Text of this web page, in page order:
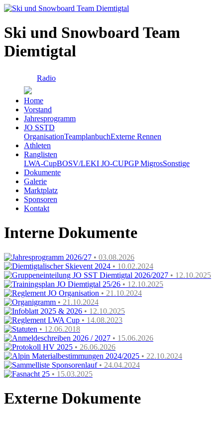
Ski und Snowboard Team
Diemtigtal
Radio
Home
Vorstand
Jahresprogramm
JO SSTD
OrganisationTeamplanbuchExterne Rennen
Athleten
Ranglisten
LWA-CupBOSV/LEKI JO-CUPGP MigrosSonstige
Dokumente
Galerie
Marktplatz
Sponsoren
Kontakt
Interne Dokumente
Jahresprogramm 2026/27 • 03.08.2026
Diemtigtalischer Skievent 2024 • 10.02.2024
Gruppeneinteilung JO SST Diemtigtal 2026/2027 • 12.10.2025
Trainingsplan JO Diemtigtal 25/26 • 12.10.2025
Reglement JO Organisation • 21.10.2024
Organigramm • 21.10.2024
Infoblatt 2025 & 2026 • 12.10.2025
Reglement LWA Cup • 14.08.2023
Statuten • 12.06.2018
Anmeldeschreiben 2026 / 2027 • 15.06.2026
Protokoll HV 2025 • 26.06.2026
Alpin Materialbestimmungen 2024/2025 • 22.10.2024
Sammelliste Sponsorenlauf • 24.04.2024
Fasnacht 25 • 15.03.2025
Externe Dokumente